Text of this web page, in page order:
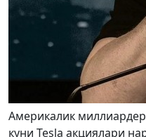
Америкалик
куни Tesla акциялари